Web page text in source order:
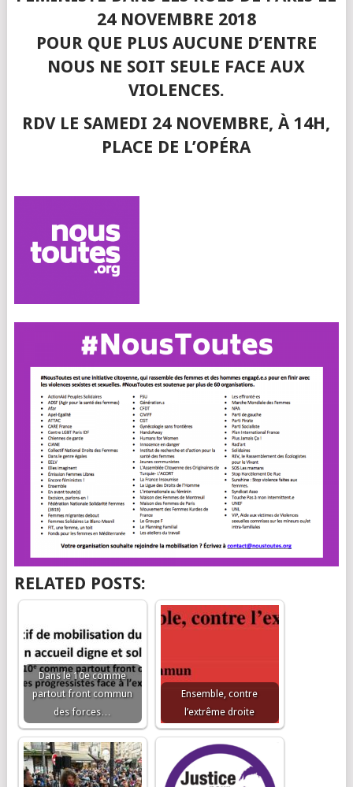
24 NOVEMBRE 2018
POUR QUE PLUS AUCUNE D’ENTRE
NOUS NE SOIT SEULE FACE AUX
VIOLENCES.
RDV LE SAMEDI 24 NOVEMBRE, À 14H,
PLACE DE L’OPÉRA
RELATED POSTS:
Dans le 10e comme
partout front commun
des forces…
Ensemble, contre
l’extrême droite